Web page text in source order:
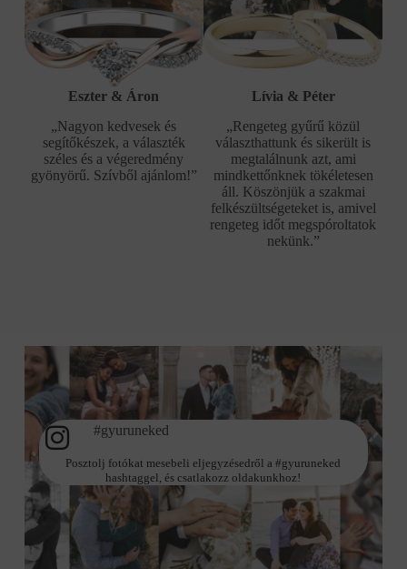
Eszter & Áron
„Nagyon kedvesek és
segítőkészek, a választék
széles és a végeredmény
gyönyörű. Szívből ajánlom!”
Lívia & Péter
„Rengeteg gyűrű közül
választhattunk és sikerült is
megtalálnunk azt, ami
mindkettőnknek tökéletesen
áll. Köszönjük a szakmai
felkészültségeteket is, amivel
rengeteg időt megspóroltatok
nekünk.”
#gyuruneked
Posztolj fotókat mesebeli eljegyzésedről a #gyuruneked
hashtaggel, és csatlakozz oldakunkhoz!